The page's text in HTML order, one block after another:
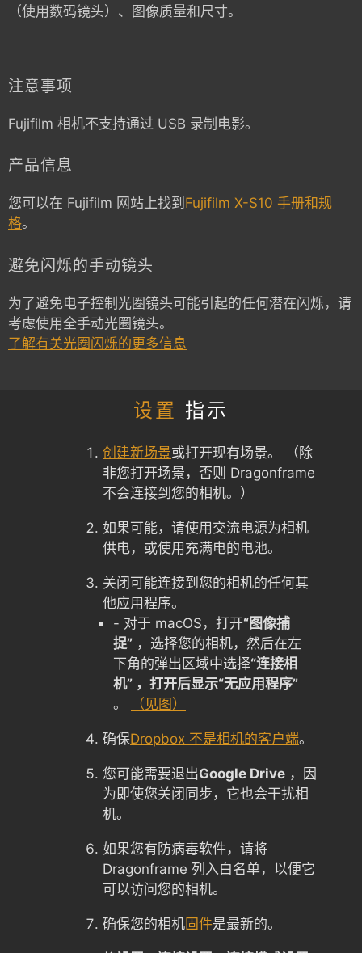
（使用数码镜头）、图像质量和尺寸。
注意事项
Fujifilm 相机不支持通过 USB 录制电影。
产品信息
您可以在 Fujifilm 网站上找到 Fujifilm X-S10 手册和规
格。
避免闪烁的手动镜头
为了避免电子控制光圈镜头可能引起的任何潜在闪烁，请
考虑使用全手动光圈镜头。
了解有关光圈闪烁的更多信息
设置 指示
创建新场景或打开现有场景。 （除
非您打开场景，否则 Dragonframe
不会连接到您的相机。）
如果可能，请使用交流电源为相机
供电，或使用充满电的电池。
关闭可能连接到您的相机的任何其
他应用程序。
- 对于 macOS，打开“图像捕
捉” ，选择您的相机，然后在左
下角的弹出区域中选择“连接相
机” ，打开后显示“无应用程序”
。
（见图）
确保Dropbox 不是相机的客户端。
您可能需要退出Google Drive ，因
为即使您关闭同步，它也会干扰相
机。
如果您有防病毒软件，请将
Dragonframe 列入白名单，以便它
可以访问您的相机。
确保您的相机固件是最新的。